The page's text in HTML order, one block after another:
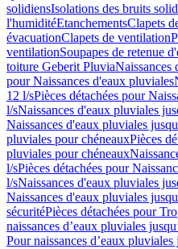
solidiensIsolations des bruits
l'humiditéEtanchementsClapets
évacuationClapets de ventilation
ventilationSoupapes de retenue
toiture Geberit PluviaNaissances
pour Naissances d'eaux pluviales
12 l/sPièces détachées pour
l/sNaissances d'eaux pluviales
Naissances d'eaux pluviales
pluviales pour chéneauxPièces
pluviales pour chéneaux
l/sPièces détachées pour
l/sNaissances d'eaux pluviales
Naissances d'eaux pluviales
sécuritéPièces détachées pour
naissances d’eaux pluviales
Pour naissances d’eaux pluviales